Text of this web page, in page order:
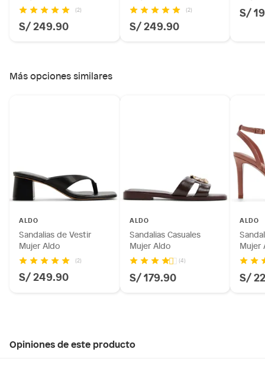
(2)
S/ 249.90
(2)
S/ 249.90
S/
Más opciones similares
ALDO
Sandalias de Vestir
Mujer Aldo
(2)
S/ 249.90
ALDO
Sandalias Casuales
Mujer Aldo
(4)
S/ 179.90
ALDO
Mujer
S/
Opiniones de este producto